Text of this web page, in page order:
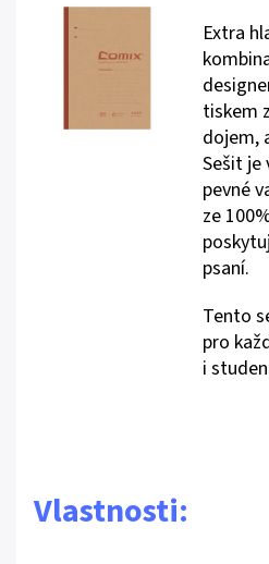
Extra
tiskem
dojem,
Sešit je
pevné
ze
psaní.
Tento
pro
i
Vlastnosti: